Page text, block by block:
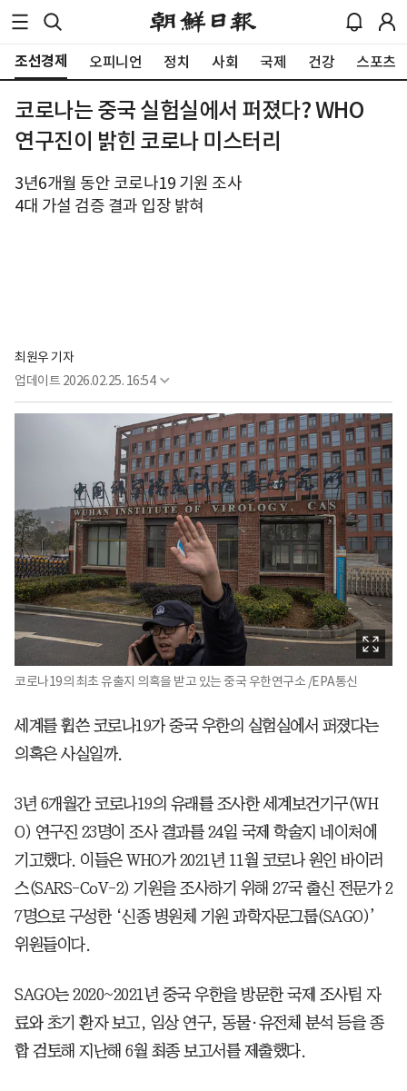
조선경제 오피니언 정치 사회 국제 건강 스포츠
코로나는 중국 실험실에서 퍼졌다? WHO
연구진이 밝힌 코로나 미스터리
3년6개월 동안 코로나19 기원 조사
4대 가설 검증 결과 입장 밝혀
최원우 기자
업데이트 2026.02.25. 16:54
코로나19의 최초 유출지 의혹을 받고 있는 중국 우한연구소 /EPA통신
세계를 휩쓴 코로나19가 중국 우한의 실험실에서 퍼졌다는
의혹은 사실일까.
3년 6개월간 코로나19의 유래를 조사한 세계보건기구(WH
O) 연구진 23명이 조사 결과를 24일 국제 학술지 네이처에
기고했다. 이들은 WHO가 2021년 11월 코로나 원인 바이러
스(SARS-CoV-2) 기원을 조사하기 위해 27국 출신 전문가 2
7명으로 구성한 ‘신종 병원체 기원 과학자문그룹(SAGO)’
위원들이다.
SAGO는 2020~2021년 중국 우한을 방문한 국제 조사팀 자
료와 초기 환자 보고, 임상 연구, 동물·유전체 분석 등을 종
합 검토해 지난해 6월 최종 보고서를 제출했다.